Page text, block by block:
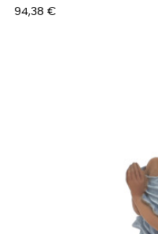
Prix
94,38 €